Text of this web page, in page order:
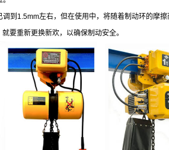
到1.5mm左右，但在使用中，将随着制动环的摩
要重新更换新欢，以确保制动安全。